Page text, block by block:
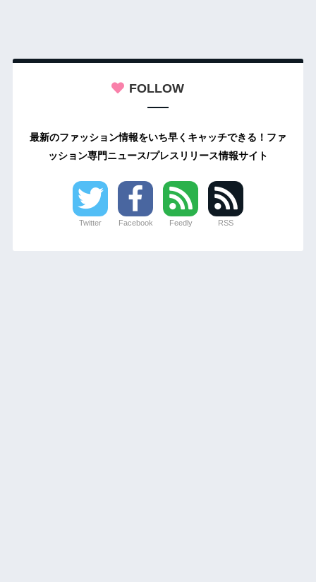
FOLLOW
最新のファッション情報をいち早くキャッチできる！ファ
ッション専門ニュース/プレスリリース情報サイト
Twitter Facebook Feedly RSS